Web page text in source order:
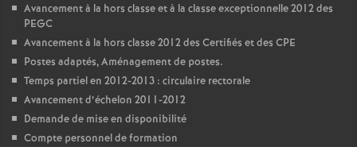
Avancement à la hors classe et à la classe exceptionnelle 2012 des
PEGC
Avancement à la hors classe 2012 des Certifiés et des CPE
Postes adaptés, Aménagement de postes.
Temps partiel en 2012-2013 : circulaire rectorale
Avancement d’échelon 2011-2012
Demande de mise en disponibilité
Compte personnel de formation